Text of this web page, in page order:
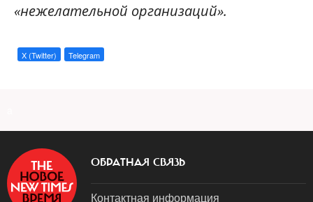
«нежелательной организаций».
X (Twitter) Telegram
ОБРАТНАЯ СВЯЗЬ
Контактная информация